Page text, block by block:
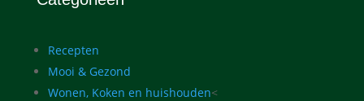
Recepten
Mooi & Gezond
Wonen, Koken en huishouden<